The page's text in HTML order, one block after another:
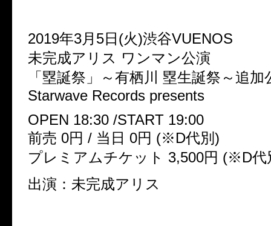
2019年3月5日(火)渋谷VUENOS
未完成アリス ワンマン公演
「塁誕祭」～有栖川 塁生誕祭～追加
Starwave Records presents
OPEN 18:30 /START 19:00
前売 0円 / 当日 0円 (※D代別)
プレミアムチケット 3,500円 (※D代
出演：未完成アリス